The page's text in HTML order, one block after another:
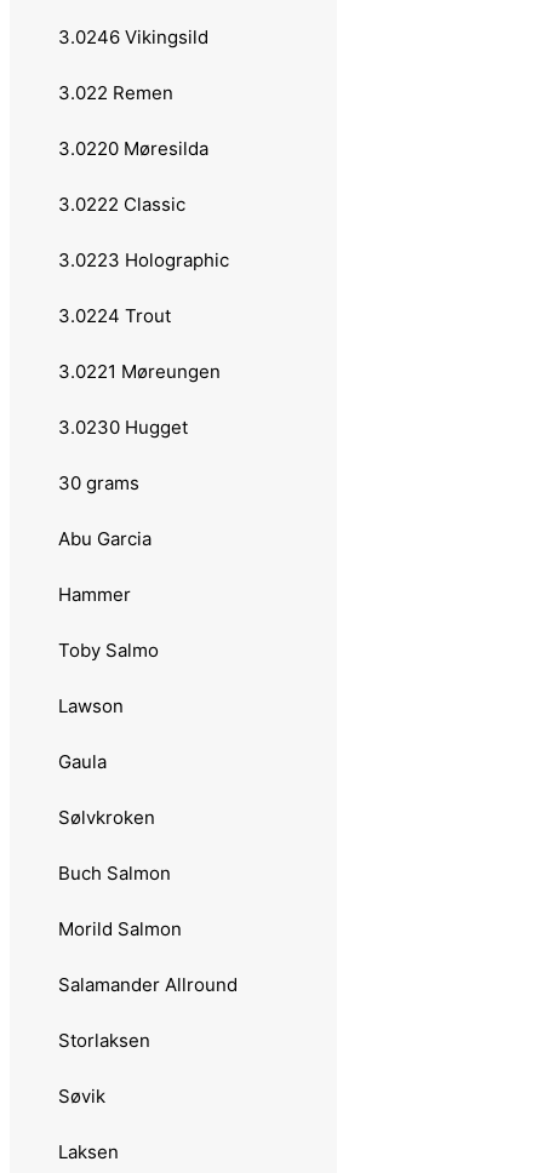
Jensen
Laksen
Tasmanian Devil
21 grams
Abu Garcia
Hairy Killer
Hansen
22 grams
Abu Garcia
Plankton Favorit
Bluefox
Remen
Møresilda
Svartzonker
Zazaa Seatrout
23 grams
24 grams
Sølvkroken
3.0246 Vikingsild
3.022 Remen
3.0220 Møresilda
3.0222 Classic
3.0223 Holographic
3.0224 Trout
3.0221 Møreungen
3.0230 Hugget
30 grams
Abu Garcia
Hammer
Toby Salmo
Lawson
Gaula
Sølvkroken
Buch Salmon
Morild Salmon
Salamander Allround
Storlaksen
Søvik
Laksen